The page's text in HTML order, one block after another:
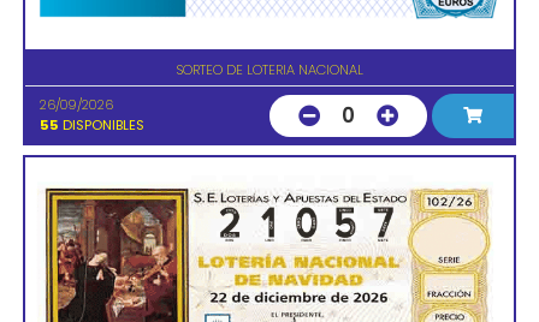
SORTEO DE LOTERIA NACIONAL
26/09/2026
55 DISPONIBLES 0